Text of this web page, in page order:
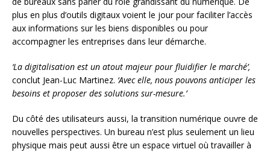
plus en plus d’outils digitaux voient le jour pour faciliter l’accès
aux informations sur les biens disponibles ou pour
accompagner les entreprises dans leur démarche.
‘La digitalisation est un atout majeur pour fluidifier le marché’,
conclut Jean-Luc Martinez. ‘Avec elle, nous pouvons anticiper les
besoins et proposer des solutions sur-mesure.’
Du côté des utilisateurs aussi, la transition numérique ouvre de
nouvelles perspectives. Un bureau n’est plus seulement un lieu
physique mais peut aussi être un espace virtuel où travailler à